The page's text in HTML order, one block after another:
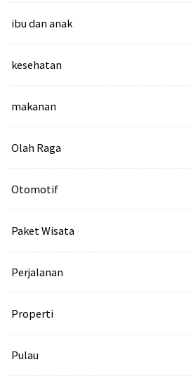
ibu dan anak
kesehatan
makanan
Olah Raga
Otomotif
Paket Wisata
Perjalanan
Properti
Pulau